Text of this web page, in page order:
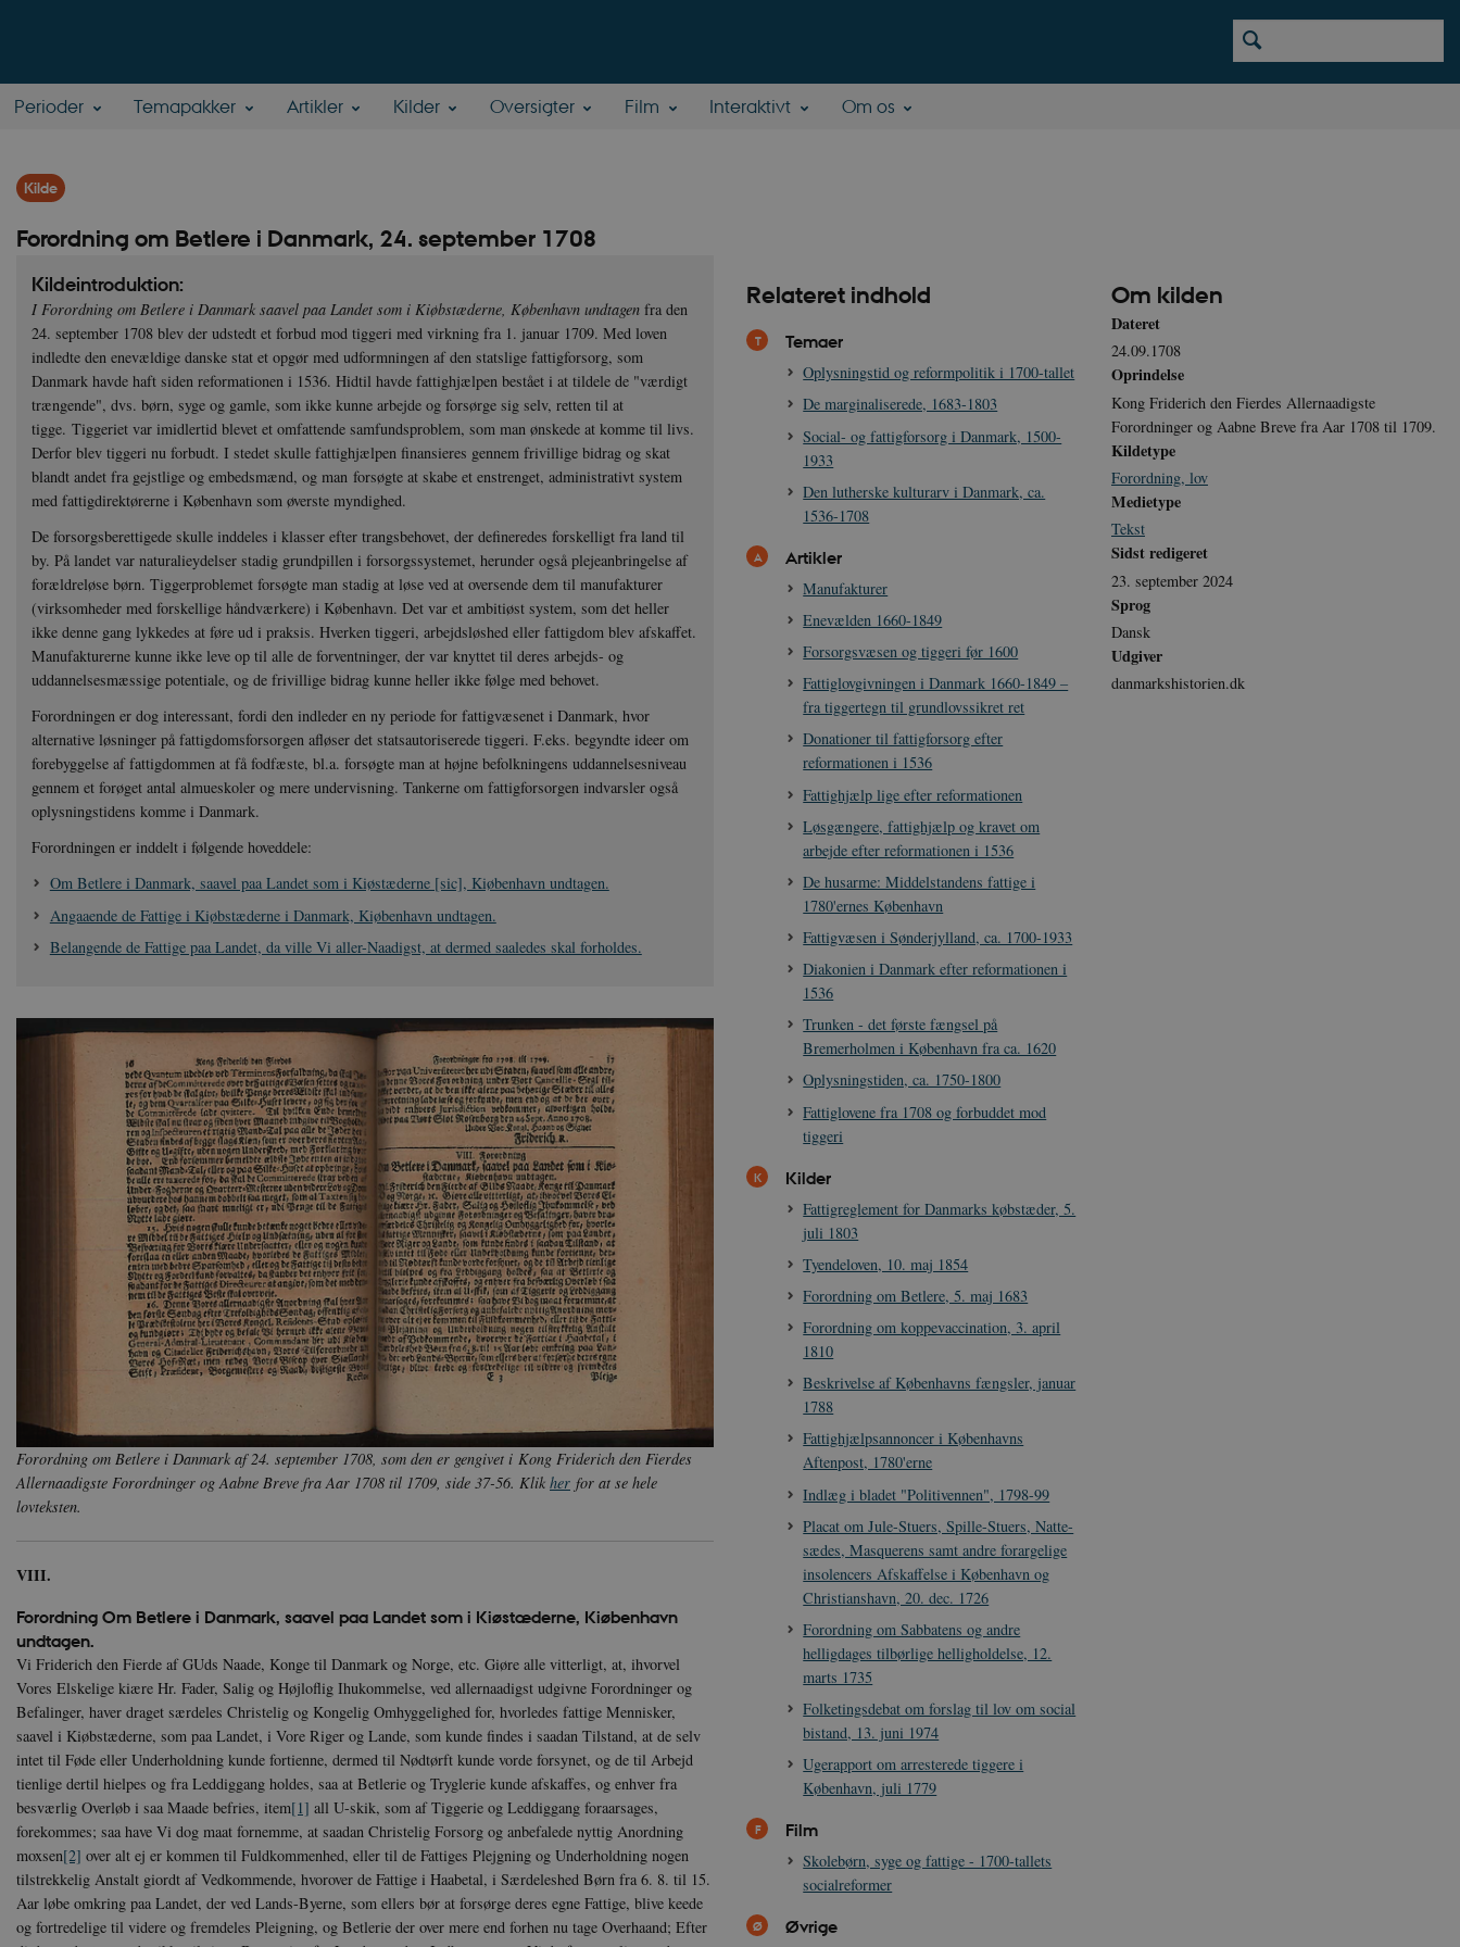
Perioder Temapakker Artikler Kilder Oversigter Film Interaktivt Om os
Kilde
Forordning om Betlere i Danmark, 24. september 1708
Kildeintroduktion:
I Forordning om Betlere i Danmark saavel paa Landet som i Kiøbstæderne, København undtagen fra den
24. september 1708 blev der udstedt et forbud mod tiggeri med virkning fra 1. januar 1709. Med loven
indledte den enevældige danske stat et opgør med udformningen af den statslige fattigforsorg, som
Danmark havde haft siden reformationen i 1536. Hidtil havde fattighjælpen bestået i at tildele de "værdigt
trængende", dvs. børn, syge og gamle, som ikke kunne arbejde og forsørge sig selv, retten til at
tigge. Tiggeriet var imidlertid blevet et omfattende samfundsproblem, som man ønskede at komme til livs.
Derfor blev tiggeri nu forbudt. I stedet skulle fattighjælpen finansieres gennem frivillige bidrag og skat
blandt andet fra gejstlige og embedsmænd, og man forsøgte at skabe et enstrenget, administrativt system
med fattigdirektørerne i København som øverste myndighed.
De forsorgsberettigede skulle inddeles i klasser efter trangsbehovet, der defineredes forskelligt fra land til
by. På landet var naturalieydelser stadig grundpillen i forsorgssystemet, herunder også plejeanbringelse af
forældreløse børn. Tiggerproblemet forsøgte man stadig at løse ved at oversende dem til manufakturer
(virksomheder med forskellige håndværkere) i København. Det var et ambitiøst system, som det heller
ikke denne gang lykkedes at føre ud i praksis. Hverken tiggeri, arbejdsløshed eller fattigdom blev afskaffet.
Manufakturerne kunne ikke leve op til alle de forventninger, der var knyttet til deres arbejds- og
uddannelsesmæssige potentiale, og de frivillige bidrag kunne heller ikke følge med behovet.
Forordningen er dog interessant, fordi den indleder en ny periode for fattigvæsenet i Danmark, hvor
alternative løsninger på fattigdomsforsorgen afløser det statsautoriserede tiggeri. F.eks. begyndte ideer om
forebyggelse af fattigdommen at få fodfæste, bl.a. forsøgte man at højne befolkningens uddannelsesniveau
gennem et forøget antal almueskoler og mere undervisning. Tankerne om fattigforsorgen indvarsler også
oplysningstidens komme i Danmark.
Forordningen er inddelt i følgende hoveddele:
Om Betlere i Danmark, saavel paa Landet som i Kiøstæderne [sic], Kiøbenhavn undtagen.
Angaaende de Fattige i Kiøbstæderne i Danmark, Kiøbenhavn undtagen.
Belangende de Fattige paa Landet, da ville Vi aller-Naadigst, at dermed saaledes skal forholdes.
Forordning om Betlere i Danmark af 24. september 1708, som den er gengivet i Kong Friderich den Fierdes
Allernaadigste Forordninger og Aabne Breve fra Aar 1708 til 1709, side 37-56. Klik her for at se hele
lovteksten.
VIII.
Forordning Om Betlere i Danmark, saavel paa Landet som i Kiøstæderne, Kiøbenhavn
undtagen.
Vi Friderich den Fierde af GUds Naade, Konge til Danmark og Norge, etc. Giøre alle vitterligt, at, ihvorvel
Vores Elskelige kiære Hr. Fader, Salig og Højloflig Ihukommelse, ved allernaadigst udgivne Forordninger og
Befalinger, haver draget særdeles Christelig og Kongelig Omhyggelighed for, hvorledes fattige Mennisker,
saavel i Kiøbstæderne, som paa Landet, i Vore Riger og Lande, som kunde findes i saadan Tilstand, at de selv
intet til Føde eller Underholdning kunde fortienne, dermed til Nødtørft kunde vorde forsynet, og de til Arbejd
tienlige dertil hielpes og fra Leddiggang holdes, saa at Betlerie og Tryglerie kunde afskaffes, og enhver fra
besværlig Overløb i saa Maade befries, item[1] all U-skik, som af Tiggerie og Leddiggang foraarsages,
forekommes; saa have Vi dog maat fornemme, at saadan Christelig Forsorg og anbefalede nyttig Anordning
moxsen[2] over alt ej er kommen til Fuldkommenhed, eller til de Fattiges Plejgning og Underholdning nogen
tilstrekkelig Anstalt giordt af Vedkommende, hvorover de Fattige i Haabetal, i Særdeleshed Børn fra 6. 8. til 15.
Aar løbe omkring paa Landet, der ved Lands-Byerne, som ellers bør at forsørge deres egne Fattige, blive keede
og fortredelige til videre og fremdeles Pleigning, og Betlerie der over mere end forhen nu tage Overhaand; Efter
Relateret indhold
Temaer
Oplysningstid og reformpolitik i 1700-tallet
De marginaliserede, 1683-1803
Social- og fattigforsorg i Danmark, 1500-
1933
Den lutherske kulturarv i Danmark, ca.
1536-1708
Artikler
Manufakturer
Enevælden 1660-1849
Forsorgsvæsen og tiggeri før 1600
Fattiglovgivningen i Danmark 1660-1849 –
fra tiggertegn til grundlovssikret ret
Donationer til fattigforsorg efter
reformationen i 1536
Fattighjælp lige efter reformationen
Løsgængere, fattighjælp og kravet om
arbejde efter reformationen i 1536
De husarme: Middelstandens fattige i
1780'ernes København
Fattigvæsen i Sønderjylland, ca. 1700-1933
Diakonien i Danmark efter reformationen i
1536
Trunken - det første fængsel på
Bremerholmen i København fra ca. 1620
Oplysningstiden, ca. 1750-1800
Fattiglovene fra 1708 og forbuddet mod
tiggeri
Kilder
Fattigreglement for Danmarks købstæder, 5.
juli 1803
Tyendeloven, 10. maj 1854
Forordning om Betlere, 5. maj 1683
Forordning om koppevaccination, 3. april
1810
Beskrivelse af Københavns fængsler, januar
1788
Fattighjælpsannoncer i Københavns
Aftenpost, 1780'erne
Indlæg i bladet "Politivennen", 1798-99
Placat om Jule-Stuers, Spille-Stuers, Natte-
sædes, Masquerens samt andre forargelige
insolencers Afskaffelse i København og
Christianshavn, 20. dec. 1726
Forordning om Sabbatens og andre
helligdages tilbørlige helligholdelse, 12.
marts 1735
Folketingsdebat om forslag til lov om social
bistand, 13. juni 1974
Ugerapport om arresterede tiggere i
København, juli 1779
Film
Skolebørn, syge og fattige - 1700-tallets
socialreformer
Øvrige
Om kilden
Dateret
24.09.1708
Oprindelse
Kong Friderich den Fierdes Allernaadigste
Forordninger og Aabne Breve fra Aar 1708 til 1709.
Kildetype
Forordning, lov
Medietype
Tekst
Sidst redigeret
23. september 2024
Sprog
Dansk
Udgiver
danmarkshistorien.dk